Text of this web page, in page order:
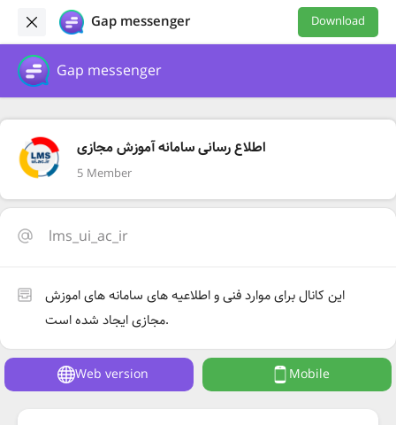
Gap messenger Download
Gap messenger
اطلاع رسانی سامانه آموزش مجازی
5 Member
lms_ui_ac_ir
این کانال برای موارد فنی و اطلاعیه های سامانه های اموزش
مجازی ایجاد شده است.
Web version Mobile